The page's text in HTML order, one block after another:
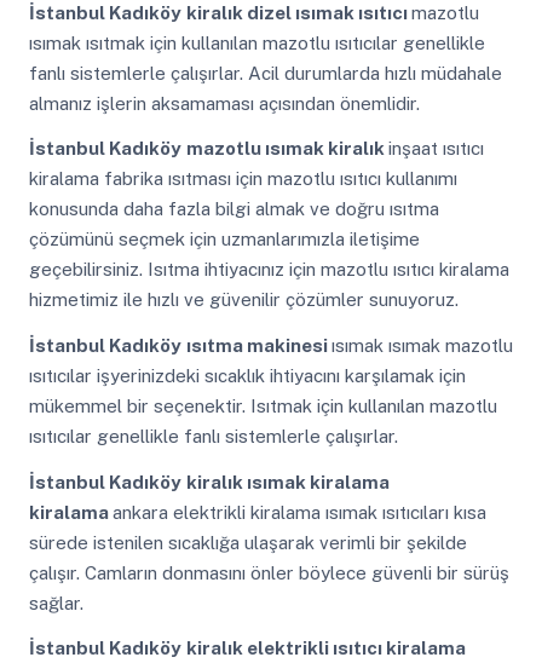
İstanbul Kadıköy kiralık dizel ısımak ısıtıcımazotlu
ısımak ısıtmak için kullanılan mazotlu ısıtıcılar genellikle
fanlı sistemlerle çalışırlar. Acil durumlarda hızlı müdahale
almanız işlerin aksamaması açısından önemlidir.
İstanbul Kadıköy mazotlu ısımak kiralık inşaat ısıtıcı
kiralama fabrika ısıtması için mazotlu ısıtıcı kullanımı
konusunda daha fazla bilgi almak ve doğru ısıtma
çözümünü seçmek için uzmanlarımızla iletişime
geçebilirsiniz. Isıtma ihtiyacınız için mazotlu ısıtıcı kiralama
hizmetimiz ile hızlı ve güvenilir çözümler sunuyoruz.
İstanbul Kadıköy ısıtma makinesiısımak ısımak mazotlu
ısıtıcılar işyerinizdeki sıcaklık ihtiyacını karşılamak için
mükemmel bir seçenektir. Isıtmak için kullanılan mazotlu
ısıtıcılar genellikle fanlı sistemlerle çalışırlar.
İstanbul Kadıköy kiralık ısımak kiralama
kiralamaankara elektrikli kiralama ısımak ısıtıcıları kısa
sürede istenilen sıcaklığa ulaşarak verimli bir şekilde
çalışır. Camların donmasını önler böylece güvenli bir sürüş
sağlar.
İstanbul Kadıköy kiralık elektrikli ısıtıcı kiralama